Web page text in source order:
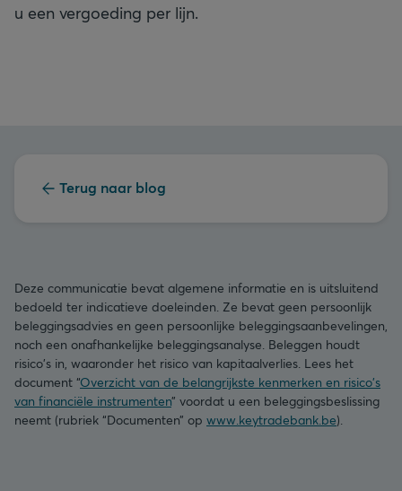
u een vergoeding per lijn.
Terug naar blog
Deze communicatie bevat algemene informatie en is uitsluitend
bedoeld ter indicatieve doeleinden. Ze bevat geen persoonlijk
beleggingsadvies en geen persoonlijke beleggingsaanbevelingen,
noch een onafhankelijke beleggingsanalyse. Beleggen houdt
risico's in, waaronder het risico van kapitaalverlies. Lees het
document “Overzicht van de belangrijkste kenmerken en risico's
van financiële instrumenten” voordat u een beleggingsbeslissing
neemt (rubriek “Documenten” op www.keytradebank.be).